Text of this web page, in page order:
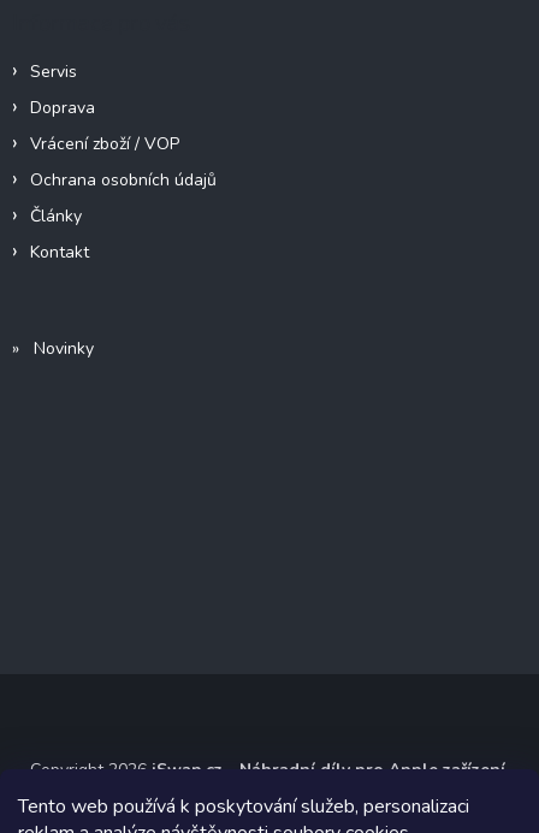
Tento web používá k poskytování služeb, personalizaci
Servis
Doprava
Vrácení zboží / VOP
Ochrana osobních údajů
Články
Kontakt
» Novinky
Copyright 2026 iSwap.cz - Náhradní díly pro Apple zařízení
Všechna práva vyhrazena.